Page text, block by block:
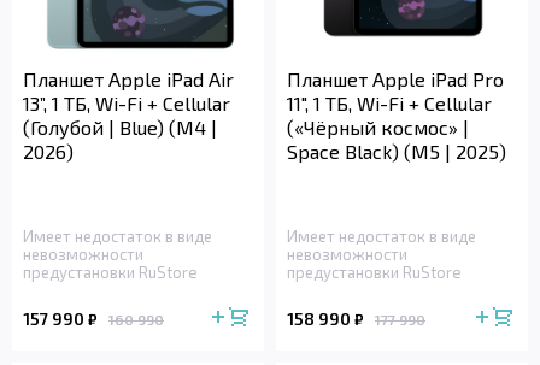
Планшет Apple iPad Air
13”, 1 ТБ, Wi-Fi + Cellular
(Голубой | Blue) (M4 |
2026)
Имеет недостаток в виде
невозможности
предустановки RuStore
157 990 ₽ 160 990
Планшет Apple iPad Pro
11", 1 ТБ, Wi-Fi + Cellular
(«Чёрный космос» |
Space Black) (M5 | 2025)
Имеет недостаток в виде
невозможности
предустановки RuStore
158 990 ₽ 177 990